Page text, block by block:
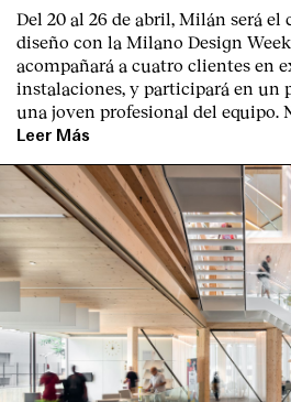
Del 20 al 26 de abril, Milán será
diseño con la Milano Design
acompañará a cuatro clientes en
instalaciones, y participará en un
una joven profesional del equipo.
Leer Más